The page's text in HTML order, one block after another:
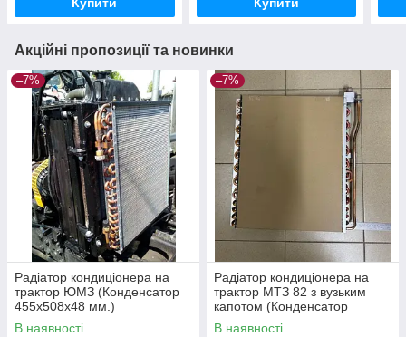
Купити Купити
Акційні пропозиції та новинки
–7%
Радіатор кондиціонера на
трактор ЮМЗ (Конденсатор
455x508x48 мм.)
В наявності
–7%
Радіатор кондиціонера на
трактор МТЗ 82 з вузьким
капотом (Конденсатор
480x520x48 мм.)
В наявності